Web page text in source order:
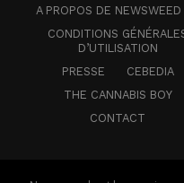
A PROPOS DE NEWSWEED
CONDITIONS
D’UTILISATION
PRESSE
CEBEDIA
THE CANNABIS BOY
CONTACT